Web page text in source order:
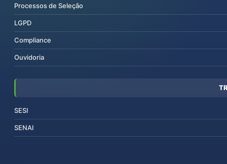
Processos de Seleção
LGPD
Compliance
Ouvidoria
SESI
SENAI